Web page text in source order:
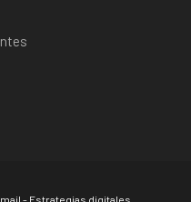
- Estrategias digitales